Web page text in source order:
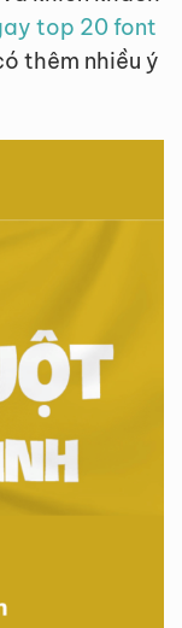
top 20 font
thêm nhiều ý